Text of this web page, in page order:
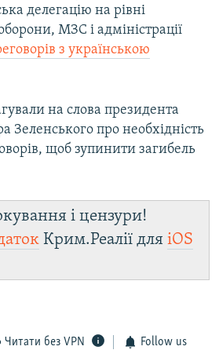
делегацію на рівні
МЗС і адміністрації
з українською
на слова президента
Зеленського про необхідність
щоб зупинити загибель
і цензури!
Крим.Реалії для iOS
Читати без VPN Follow us